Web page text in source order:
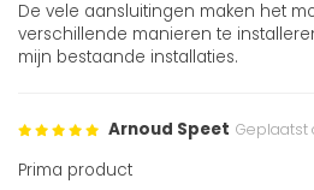
De vele aansluitingen maken het
verschillende manieren te
mijn bestaande installaties.
Arnoud Speet Geplaatst
Prima product